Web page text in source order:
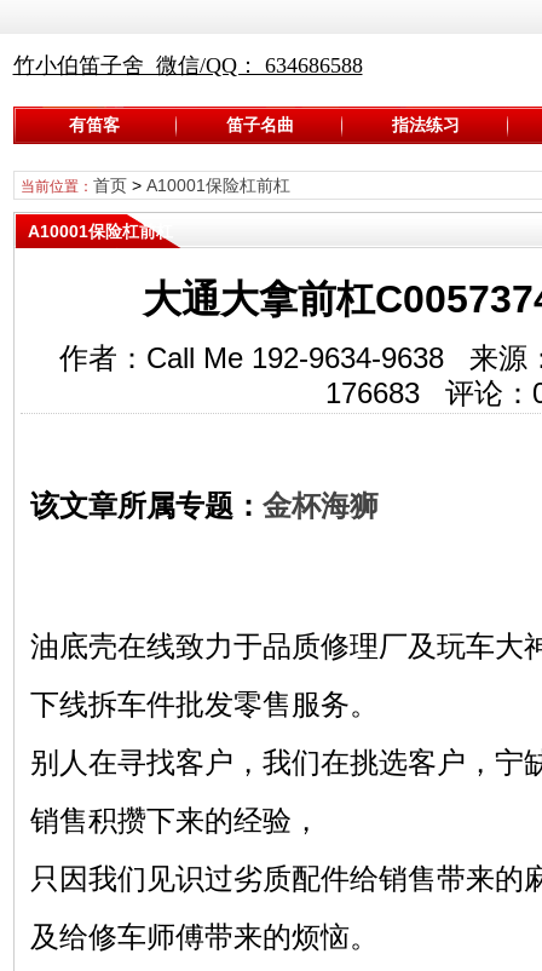
竹小伯笛子舍 微信/QQ： 634686588
有笛客 笛子名曲 指法练习
当前位置： 首页> A10001保险杠前杠
A10001保险杠前杠
大通大拿前杠
作者：Call Me 192-9634-9638 来
176683评论：
该文章所属专题： 金杯海狮
油底壳在线致力于品质修理厂及玩车大
下线拆车件批发零售服务。
别人在寻找客户，我们在挑选客户，宁
销售积攒下来的经验，
只因我们见识过劣质配件给销售带来的
及给修车师傅带来的烦恼。